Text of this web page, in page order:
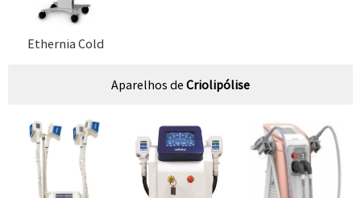
Ethernia Cold
Aparelhos de Criolipólise